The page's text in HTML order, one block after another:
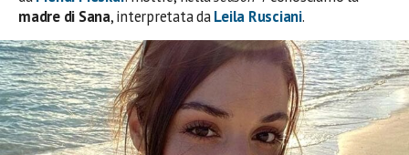
madre di Sana, interpretata daLeila Rusciani.